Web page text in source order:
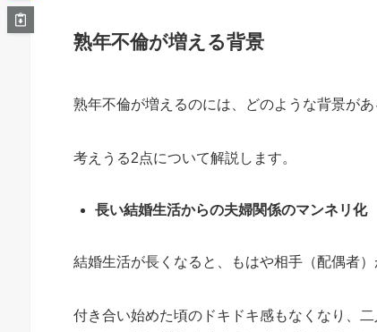
熟年不倫が増える背景
熟年不倫が増えるのには、どのような背景があ
考えうる2点について解説します。
長い結婚生活からの夫婦関係のマンネリ化
結婚生活が長くなると、もはや相手（配偶者
付き合い始めた頃のドキドキ感もなくなり、